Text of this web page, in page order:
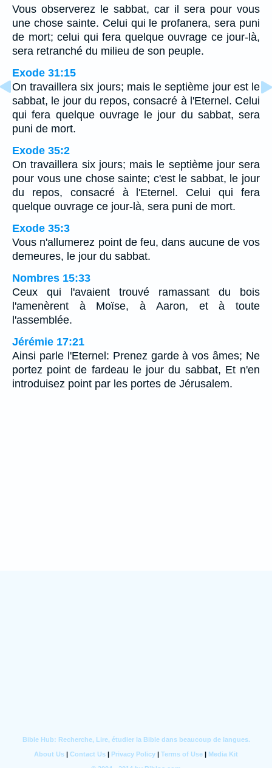
Vous observerez le sabbat, car il sera pour vous
une chose sainte. Celui qui le profanera, sera puni
de mort; celui qui fera quelque ouvrage ce jour-là,
sera retranché du milieu de son peuple.
Exode 31:15
On travaillera six jours; mais le septième jour est le
sabbat, le jour du repos, consacré à l'Eternel. Celui
qui fera quelque ouvrage le jour du sabbat, sera
puni de mort.
Exode 35:2
On travaillera six jours; mais le septième jour sera
pour vous une chose sainte; c'est le sabbat, le jour
du repos, consacré à l'Eternel. Celui qui fera
quelque ouvrage ce jour-là, sera puni de mort.
Exode 35:3
Vous n'allumerez point de feu, dans aucune de vos
demeures, le jour du sabbat.
Nombres 15:33
Ceux qui l'avaient trouvé ramassant du bois
l'amenèrent à Moïse, à Aaron, et à toute
l'assemblée.
Jérémie 17:21
Ainsi parle l'Eternel: Prenez garde à vos âmes; Ne
portez point de fardeau le jour du sabbat, Et n'en
introduisez point par les portes de Jérusalem.